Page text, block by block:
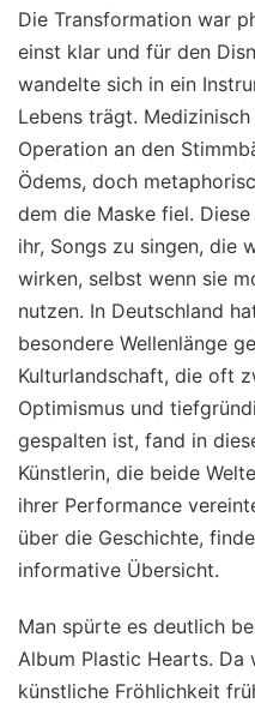
Die Transformation war
einst klar und für den
wandelte sich in ein
Lebens trägt.
Operation an den
Ödems, doch
dem die Maske fiel.
ihr, Songs zu singen, die
wirken, selbst wenn sie
nutzen. In Deutschland
besondere Wellenlänge
Kulturlandschaft, die oft
Optimismus und
gespalten ist, fand in
Künstlerin, die beide
ihrer Performance
über die Geschichte,
informative Übersicht.
Man spürte es deutlich
Album Plastic Hearts.
künstliche Fröhlichkeit